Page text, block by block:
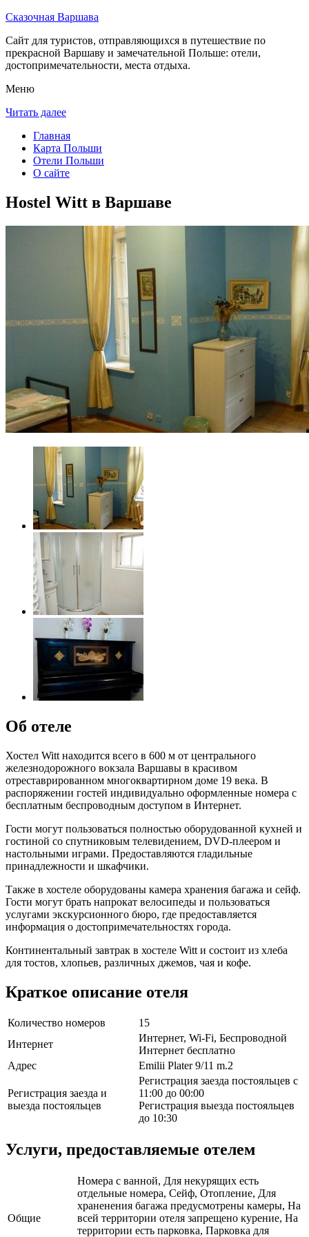
Сказочная Варшава
Сайт для туристов, отправляющихся в путешествие по
прекрасной Варшаву и замечательной Польше: отели,
достопримечательности, места отдыха.
Меню
Читать далее
Главная
Карта Польши
Отели Польши
О сайте
Hostel Witt в Варшаве
Об отеле
Хостел Witt находится всего в 600 м от центрального
железнодорожного вокзала Варшавы в красивом
отреставрированном многоквартирном доме 19 века. В
распоряжении гостей индивидуально оформленные номера с
бесплатным беспроводным доступом в Интернет.
Гости могут пользоваться полностью оборудованной кухней и
гостиной со спутниковым телевидением, DVD-плеером и
настольными играми. Предоставляются гладильные
принадлежности и шкафчики.
Также в хостеле оборудованы камера хранения багажа и сейф.
Гости могут брать напрокат велосипеды и пользоваться
услугами экскурсионного бюро, где предоставляется
информация о достопримечательностях города.
Континентальный завтрак в хостеле Witt и состоит из хлеба
для тостов, хлопьев, различных джемов, чая и кофе.
Краткое описание отеля
Количество номеров
15
Интернет
Интернет, Wi-Fi, Беспроводной
Интернет бесплатно
Адрес
Emilii Plater 9/11 m.2
Регистрация заезда и
выезда постояльцев
Регистрация заезда постояльцев с
11:00 до 00:00
Регистрация выезда постояльцев
до 10:30
Услуги, предоставляемые отелем
Общие
Номера с ванной, Для некурящих есть
отдельные номера, Сейф, Отопление, Для
храненения багажа предусмотрены камеры, На
всей территории отеля запрещено курение, На
территории есть парковка, Парковка для